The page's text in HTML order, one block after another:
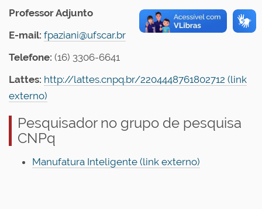
Professor Adjunto
E-mail: fpaziani@ufscar.br
Telefone: (16) 3306-6641
Lattes: http://lattes.cnpq.br/2204448761802712 (link
externo)
Pesquisador no grupo de pesquisa
CNPq
Manufatura Inteligente (link externo)